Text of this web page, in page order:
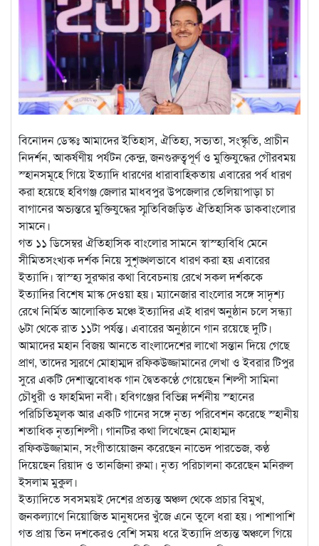
বিনোদন ডেস্কঃ আমাদের ইতিহাস, ঐতিহ্য, সভ্যতা, সংস্কৃতি, প্রাচীন
নিদর্শন, আকর্ষণীয় পর্যটন কেন্দ্র, জনগুরুত্বপূর্ণ ও মুক্তিযুদ্ধের গৌরবময়
স্হানসমূহে গিয়ে ইত্যাদি ধারণের ধারাবাহিকতায় এবারের পর্ব ধারণ
করা হয়েছে হবিগঞ্জ জেলার মাধবপুর উপজেলার তেলিয়াপাড়া চা
বাগানের অভ্যন্তরে মুক্তিযুদ্ধের স্মৃতিবিজড়িত ঐতিহাসিক ডাকবাংলোর
সামনে।
গত ১১ ডিসেম্বর ঐতিহাসিক বাংলোর সামনে স্বাস্হ্যবিধি মেনে
সীমিতসংখ্যক দর্শক নিয়ে সুশৃঙ্খলভাবে ধারণ করা হয় এবারের
ইত্যাদি। স্বাস্হ্য সুরক্ষার কথা বিবেচনায় রেখে সকল দর্শককে
ইত্যাদির বিশেষ মাস্ক দেওয়া হয়। ম্যানেজার বাংলোর সঙ্গে সাদৃশ্য
রেখে নির্মিত আলোকিত মঞ্চে ইত্যাদির এই ধারণ অনুষ্ঠান চলে সন্ধ্যা
৬টা থেকে রাত ১১টা পর্যন্ত। এবারের অনুষ্ঠানে গান রয়েছে দুটি।
আমাদের মহান বিজয় আনতে বাংলাদেশের লাখো সন্তান দিয়ে গেছে
প্রাণ, তাদের স্মরণে মোহাম্মদ রফিকউজ্জামানের লেখা ও ইবরার টিপুর
সুরে একটি দেশাত্মবোধক গান দ্বৈতকণ্ঠে গেয়েছেন শিল্পী সামিনা
চৌধুরী ও ফাহমিদা নবী। হবিগঞ্জের বিভিন্ন দর্শনীয় স্হানের
পরিচিতিমূলক আর একটি গানের সঙ্গে নৃত্য পরিবেশন করেছে স্হানীয়
শতাধিক নৃত্যশিল্পী। গানটির কথা লিখেছেন মোহাম্মদ
রফিকউজ্জামান, সংগীতায়োজন করেছেন নাভেদ পারভেজ, কণ্ঠ
দিয়েছেন রিয়াদ ও তানজিনা রুমা। নৃত্য পরিচালনা করেছেন মনিরুল
ইসলাম মুকুল।
ইত্যাদিতে সবসময়ই দেশের প্রত্যন্ত অঞ্চল থেকে প্রচার বিমুখ,
জনকল্যাণে নিয়োজিত মানুষদের খুঁজে এনে তুলে ধরা হয়। পাশাপাশি
গত প্রায় তিন দশকেরও বেশি সময় ধরে ইত্যাদি প্রত্যন্ত অঞ্চলে গিয়ে